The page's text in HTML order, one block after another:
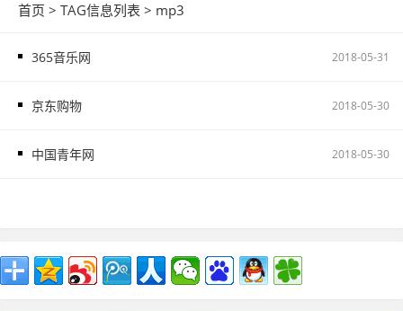
首页 > TAG信息列表 > mp3
365音乐网 2018-05-31
京东购物 2018-05-30
中国青年网 2018-05-30